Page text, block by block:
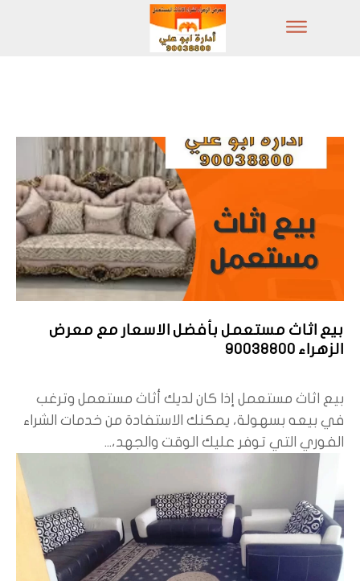
بيع اثاث مستعمل بأفضل الاسعار مع معرض
الزهراء 90038800
بيع اثاث مستعمل إذا كان لديك أثاث مستعمل وترغب
في بيعه بسهولة، يمكنك الاستفادة من خدمات الشراء
الفوري التي توفر عليك الوقت والجهد،...